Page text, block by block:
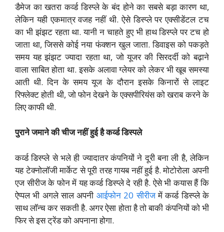
डैमेज का खतरा कर्व्ड डिस्प्ले के बंद होने का सबसे बड़ा कारण था,
लेकिन यही एकमात्र वजह नहीं थी. ऐसे डिस्प्ले पर एक्सीडेंटल टच
का भी झंझट रहता था. यानी न चाहते हुए भी हाथ डिस्प्ले पर टच हो
जाता था, जिससे कोई नया फंक्शन खुल जाता. डिवाइस को पकड़ते
समय यह झंझट ज्यादा रहता था, जो यूजर की सिरदर्दी को बढ़ाने
वाला साबित होता था. इसके अलावा ग्लेयर को लेकर भी खूब समस्या
आती थी. दिन के समय यूज के दौरान इसके किनारों से लाइट
रिफ्लेक्ट होती थी, जो फोन देखने के एक्सपीरियंस को खराब करने के
लिए काफी थी.
पुराने जमाने की चीज नहीं हुई है कर्व्ड डिस्पले
कर्व्ड डिस्प्ले से भले ही ज्यादातर कंपनियों ने दूरी बना ली है, लेकिन
यह टेक्नोलॉजी मार्केट से पूरी तरह गायब नहीं हुई है. मोटोरोला अपनी
एज सीरीज के फोन में यह कर्व्ड डिस्प्ले दे रही है. ऐसे भी कयास हैं कि
ऐप्पल भी अगले साल अपनी आईफोन 20 सीरीजमें कर्व्ड डिस्प्ले के
साथ लॉन्च कर सकती है. अगर ऐसा होता है तो बाकी कंपनियों को भी
फिर से इस ट्रेंड को अपनाना होगा.